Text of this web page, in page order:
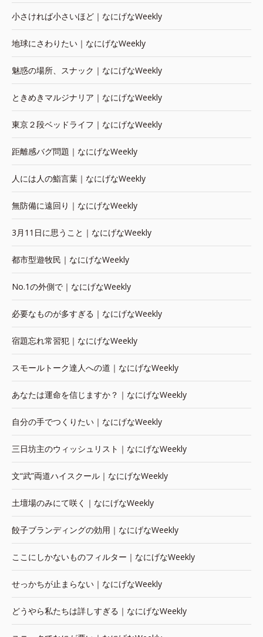
小さければ小さいほど｜なにげなWeekly
地球にさわりたい｜なにげなWeekly
魅惑の場所、スナック｜なにげなWeekly
ときめきマルジナリア｜なにげなWeekly
東京２段ベッドライフ｜なにげなWeekly
距離感バグ問題｜なにげなWeekly
人には人の鮨言葉｜なにげなWeekly
無防備に遠回り｜なにげなWeekly
3月11日に思うこと｜なにげなWeekly
都市型遊牧民｜なにげなWeekly
No.1の外側で｜なにげなWeekly
必要なものが多すぎる｜なにげなWeekly
宿題忘れ常習犯｜なにげなWeekly
スモールトーク達人への道｜なにげなWeekly
あなたは運命を信じますか？｜なにげなWeekly
自分の手でつくりたい｜なにげなWeekly
三日坊主のウィッシュリスト｜なにげなWeekly
文“武”両道ハイスクール｜なにげなWeekly
土壇場のみにて咲く｜なにげなWeekly
餃子ブランディングの効用｜なにげなWeekly
ここにしかないものフィルター｜なにげなWeekly
せっかちが止まらない｜なにげなWeekly
どうやら私たちは詳しすぎる｜なにげなWeekly